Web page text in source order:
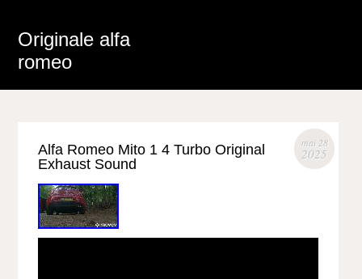
Originale alfa
romeo
mai 28
2025
Alfa Romeo Mito 1 4 Turbo Original
Exhaust Sound